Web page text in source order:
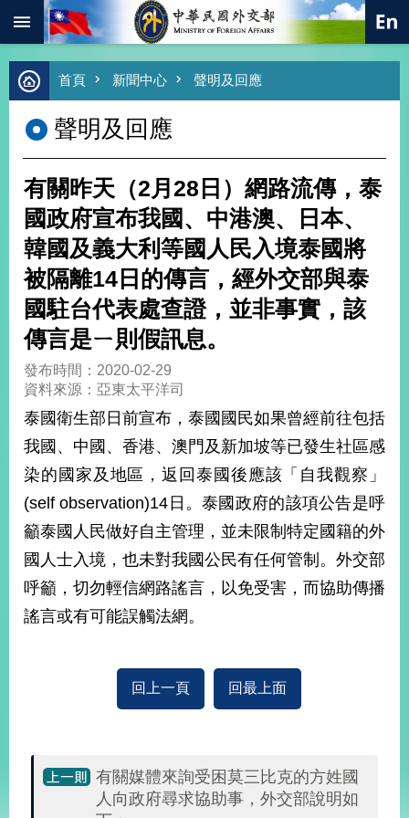
跳到主要內容區塊
進
階
尋
熱
總
合
外
交
價
外
交
經
濟
日
不
國
台
海
和
平
護
關
首頁 新聞中心 聲明及回應
聲明及回應
有關昨天（2月28日）網路流傳，泰
國政府宣布我國、中港澳、日本、
韓國及義大利等國人民入境泰國將
被隔離14日的傳言，經外交部與泰
國駐台代表處查證，並非事實，該
傳言是ㄧ則假訊息。
發布時間：2020-02-29
資料來源：亞東太平洋司
泰國衛生部日前宣布，泰國國民如果曾經前往包括
我國、中國、香港、澳門及新加坡等已發生社區感
染的國家及地區，返回泰國後應該「自我觀察」
(self observation)14日。泰國政府的該項公告是呼
籲泰國人民做好自主管理，並未限制特定國籍的外
國人士入境，也未對我國公民有任何管制。外交部
呼籲，切勿輕信網路謠言，以免受害，而協助傳播
謠言或有可能誤觸法網。
回上一頁 回最上面
有關媒體來詢受困莫三比克的方姓國
人向政府尋求協助事，外交部說明如